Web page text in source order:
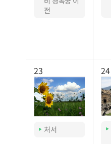
전
23
처서
24